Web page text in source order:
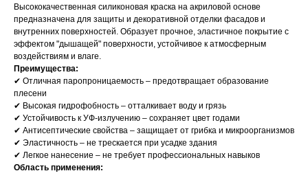
Высококачественная силиконовая краска на акриловой основе
предназначена для защиты и декоративной отделки фасадов и
внутренних поверхностей. Образует прочное, эластичное покрытие с
эффектом "дышащей" поверхности, устойчивое к атмосферным
воздействиям и влаге.
Преимущества:
✔ Отличная паропроницаемость – предотвращает образование
плесени
✔ Высокая гидрофобность – отталкивает воду и грязь
✔ Устойчивость к УФ-излучению – сохраняет цвет годами
✔ Антисептические свойства – защищает от грибка и микроорганизмов
✔ Эластичность – не трескается при усадке здания
✔ Легкое нанесение – не требует профессиональных навыков
Область применения: